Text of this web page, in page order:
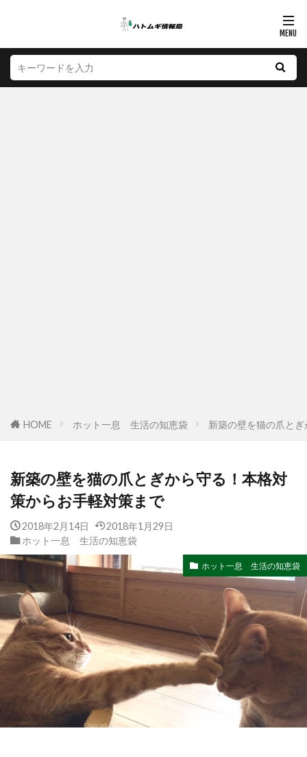
HOME ホット一息 生活の知恵袋 新築の壁を猫の爪と
新築の壁を猫の爪とぎから守る！本格対
策からお手軽対策まで
2018年2月14日
2018年1月29日
ホット一息 生活の知恵袋
ホット一息 生活の知恵袋